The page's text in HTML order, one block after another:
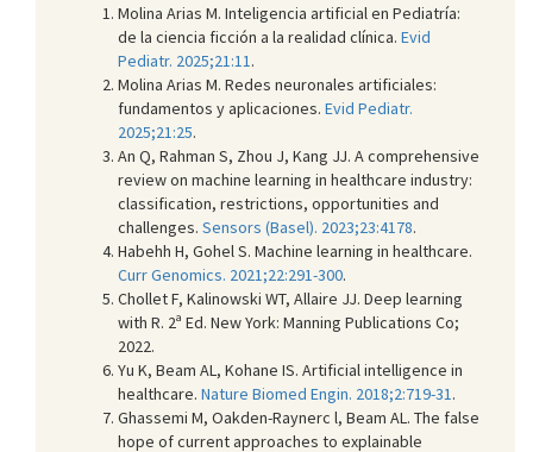
Molina Arias M. Inteligencia artificial en Pediatría:
de la ciencia ficción a la realidad clínica. Evid
Pediatr. 2025;21:11 .
Molina Arias M. Redes neuronales artificiales:
fundamentos y aplicaciones. Evid Pediatr.
2025;21:25.
An Q, Rahman S, Zhou J, Kang JJ. A comprehensive
review on machine learning in healthcare industry:
classification, restrictions, opportunities and
challenges. Sensors (Basel). 2023;23:4178.
Habehh H, Gohel S. Machine learning in healthcare.
Curr Genomics. 2021;22:291-300.
Chollet F, Kalinowski WT, Allaire JJ. Deep learning
with R. 2ª Ed. New York: Manning Publications Co;
2022.
Yu K, Beam AL, Kohane IS. Artificial intelligence in
healthcare. Nature Biomed Engin. 2018;2:719-31 .
Ghassemi M, Oakden-Raynerc l, Beam AL. The false
hope of current approaches to explainable